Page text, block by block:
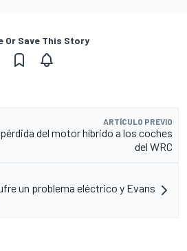
Or Save This Story
ARTÍCULO PREVIO
del motor híbrido a los coches
del WRC
un problema eléctrico y Evans